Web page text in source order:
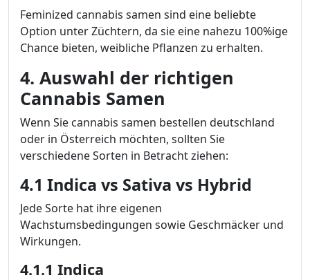
Feminized cannabis samen sind eine beliebte
Option unter Züchtern, da sie eine nahezu 100%ige
Chance bieten, weibliche Pflanzen zu erhalten.
4. Auswahl der richtigen
Cannabis Samen
Wenn Sie cannabis samen bestellen deutschland
oder in Österreich möchten, sollten Sie
verschiedene Sorten in Betracht ziehen:
4.1 Indica vs Sativa vs Hybrid
Jede Sorte hat ihre eigenen
Wachstumsbedingungen sowie Geschmäcker und
Wirkungen.
4.1.1 Indica